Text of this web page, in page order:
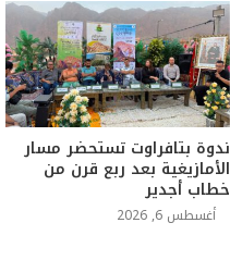
ندوة بتافراوت تستحضر مسار
الأمازيغية بعد ربع قرن من
خطاب أجدير
أغسطس 6, 2026